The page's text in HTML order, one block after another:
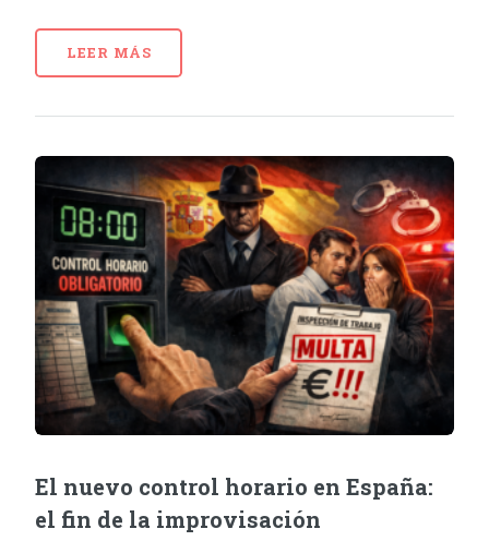
LEER MÁS
El nuevo control horario en España:
el fin de la improvisación